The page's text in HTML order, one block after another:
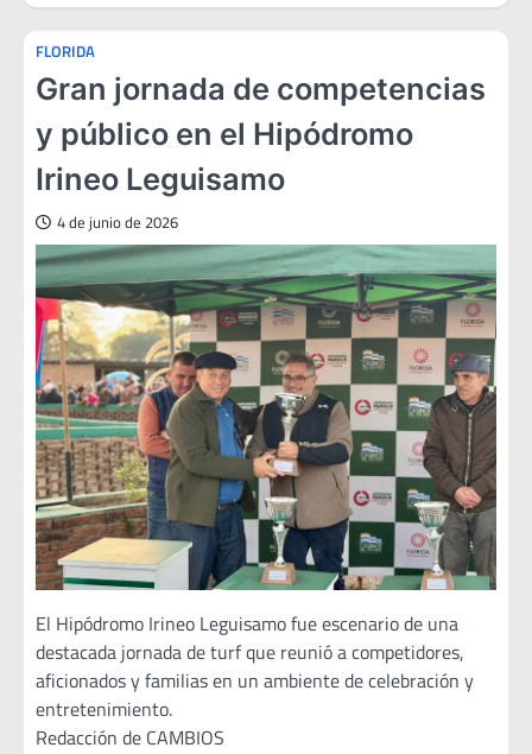
FLORIDA
Gran jornada de competencias
y público en el Hipódromo
Irineo Leguisamo
4 de junio de 2026
El Hipódromo Irineo Leguisamo fue escenario de una
destacada jornada de turf que reunió a competidores,
aficionados y familias en un ambiente de celebración y
entretenimiento.
Redacción de CAMBIOS